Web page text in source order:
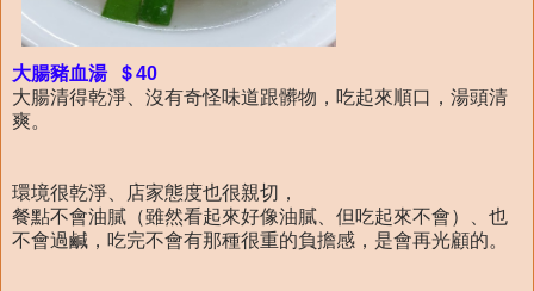
大腸豬血湯 ＄40
大腸清得乾淨、沒有奇怪味道跟髒物，吃起來順口，湯頭清
爽。
環境很乾淨、店家態度也很親切，
餐點不會油膩（雖然看起來好像油膩、但吃起來不會）、也
不會過鹹，吃完不會有那種很重的負擔感，是會再光顧的。